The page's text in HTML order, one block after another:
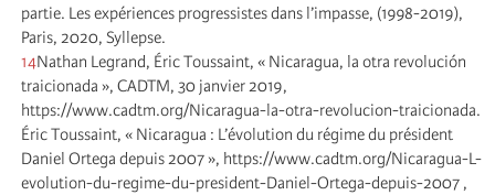
partie. Les expériences progressistes dans l’impasse, (1998-2019),
Paris, 2020, Syllepse.
14Nathan Legrand, Éric Toussaint, « Nicaragua, la otra revolución
traicionada », CADTM, 30 janvier 2019,
https://www.cadtm.org/Nicaragua-la-otra-revolucion-traicionada.
Éric Toussaint, « Nicaragua : L’évolution du régime du président
Daniel Ortega depuis 2007 », https://www.cadtm.org/Nicaragua-L-
evolution-du-regime-du-president-Daniel-Ortega-depuis-2007 ,